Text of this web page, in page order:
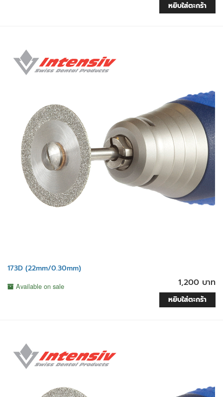
หยิบใส่ตะกร้า
173D (22mm/0.30mm)
Available on sale 1,200 บาท
หยิบใส่ตะกร้า